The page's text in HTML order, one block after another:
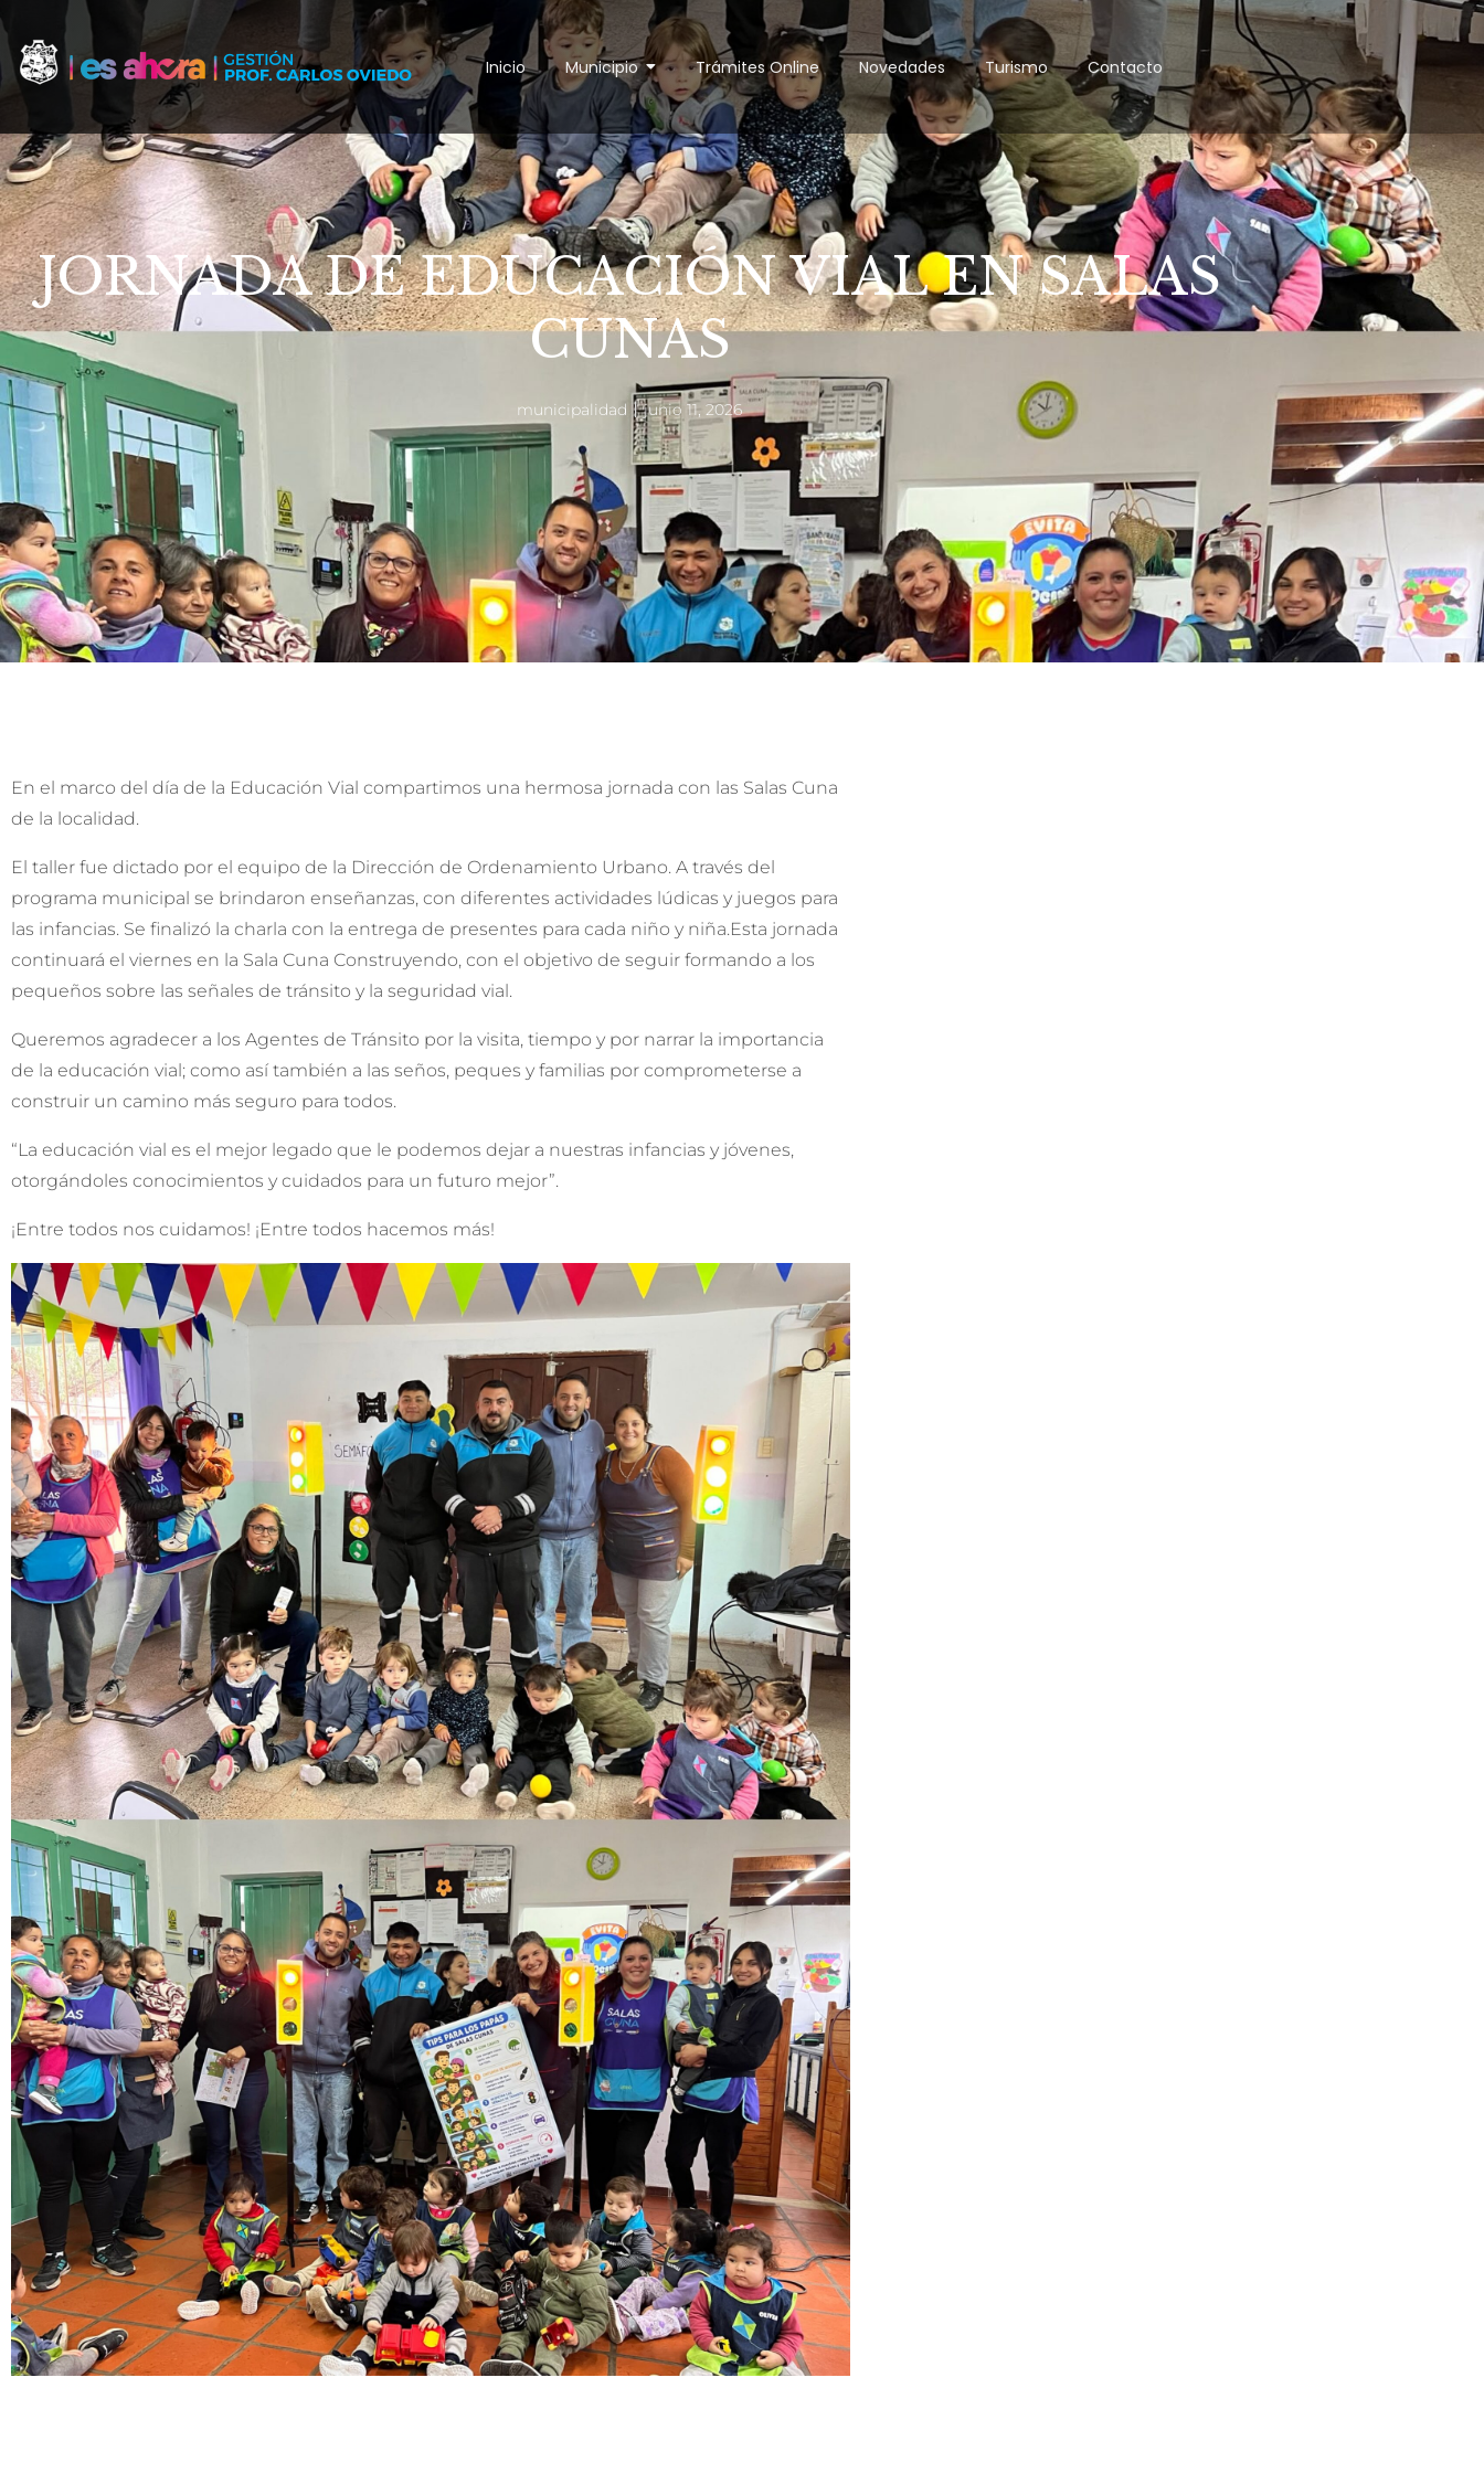
Inicio Municipio Trámites Online Novedades Turismo Contacto
JORNADA DE EDUCACIÓN VIAL EN SALAS
CUNAS
municipalidad junio 11, 2026
En el marco del día de la Educación Vial compartimos una hermosa jornada con las Salas Cuna
de la localidad.
El taller fue dictado por el equipo de la Dirección de Ordenamiento Urbano. A través del
programa municipal se brindaron enseñanzas, con diferentes actividades lúdicas y juegos para
las infancias. Se finalizó la charla con la entrega de presentes para cada niño y niña.Esta jornada
continuará el viernes en la Sala Cuna Construyendo, con el objetivo de seguir formando a los
pequeños sobre las señales de tránsito y la seguridad vial.
Queremos agradecer a los Agentes de Tránsito por la visita, tiempo y por narrar la importancia
de la educación vial; como así también a las seños, peques y familias por comprometerse a
construir un camino más seguro para todos.
“La educación vial es el mejor legado que le podemos dejar a nuestras infancias y jóvenes,
otorgándoles conocimientos y cuidados para un futuro mejor”.
¡Entre todos nos cuidamos! ¡Entre todos hacemos más!